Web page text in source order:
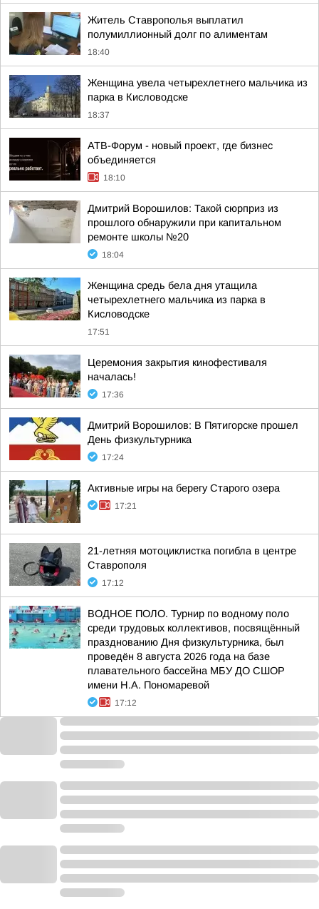
Житель Ставрополья выплатил
полумиллионный долг по алиментам
18:40
Женщина увела четырехлетнего мальчика из
парка в Кисловодске
18:37
АТВ-Форум - новый проект, где бизнес
объединяется
18:10
Дмитрий Ворошилов: Такой сюрприз из
прошлого обнаружили при капитальном
ремонте школы №20
18:04
Женщина средь бела дня утащила
четырехлетнего мальчика из парка в
Кисловодске
17:51
Церемония закрытия кинофестиваля
началась!
17:36
Дмитрий Ворошилов: В Пятигорске прошел
День физкультурника
17:24
Активные игры на берегу Старого озера
17:21
21-летняя мотоциклистка погибла в центре
Ставрополя
17:12
ВОДНОЕ ПОЛО. Турнир по водному поло
среди трудовых коллективов, посвящённый
празднованию Дня физкультурника, был
проведён 8 августа 2026 года на базе
плавательного бассейна МБУ ДО СШОР
имени Н.А. Пономаревой
17:12